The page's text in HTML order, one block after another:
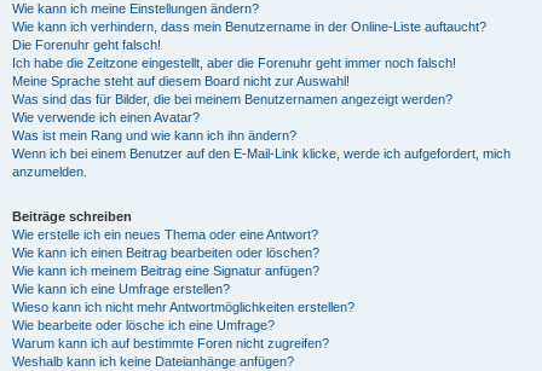
Wie kann ich meine Einstellungen ändern?
Wie kann ich verhindern, dass mein Benutzername in der Online-Liste auftaucht?
Die Forenuhr geht falsch!
Ich habe die Zeitzone eingestellt, aber die Forenuhr geht immer noch falsch!
Meine Sprache steht auf diesem Board nicht zur Auswahl!
Was sind das für Bilder, die bei meinem Benutzernamen angezeigt werden?
Wie verwende ich einen Avatar?
Was ist mein Rang und wie kann ich ihn ändern?
Wenn ich bei einem Benutzer auf den E-Mail-Link klicke, werde ich aufgefordert, mich
anzumelden.
Beiträge schreiben
Wie erstelle ich ein neues Thema oder eine Antwort?
Wie kann ich einen Beitrag bearbeiten oder löschen?
Wie kann ich meinem Beitrag eine Signatur anfügen?
Wie kann ich eine Umfrage erstellen?
Wieso kann ich nicht mehr Antwortmöglichkeiten erstellen?
Wie bearbeite oder lösche ich eine Umfrage?
Warum kann ich auf bestimmte Foren nicht zugreifen?
Weshalb kann ich keine Dateianhänge anfügen?